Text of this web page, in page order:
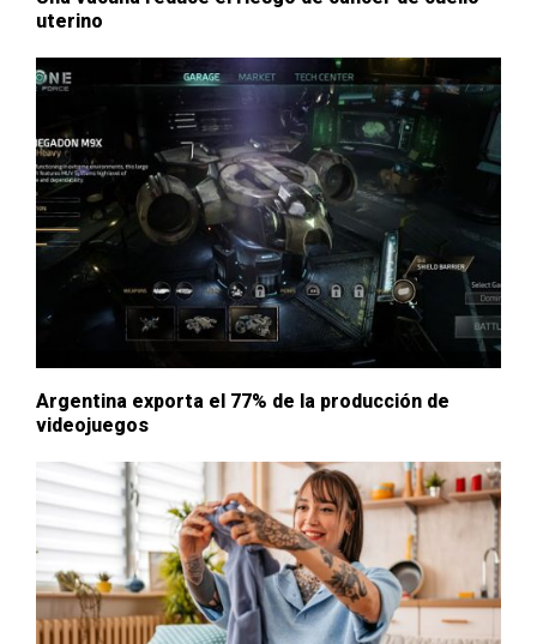
uterino
Argentina exporta el 77% de la producción de
videojuegos